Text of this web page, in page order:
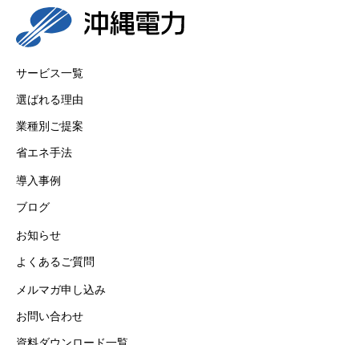
サービス一覧
選ばれる理由
業種別ご提案
省エネ手法
導入事例
ブログ
お知らせ
よくあるご質問
メルマガ申し込み
お問い合わせ